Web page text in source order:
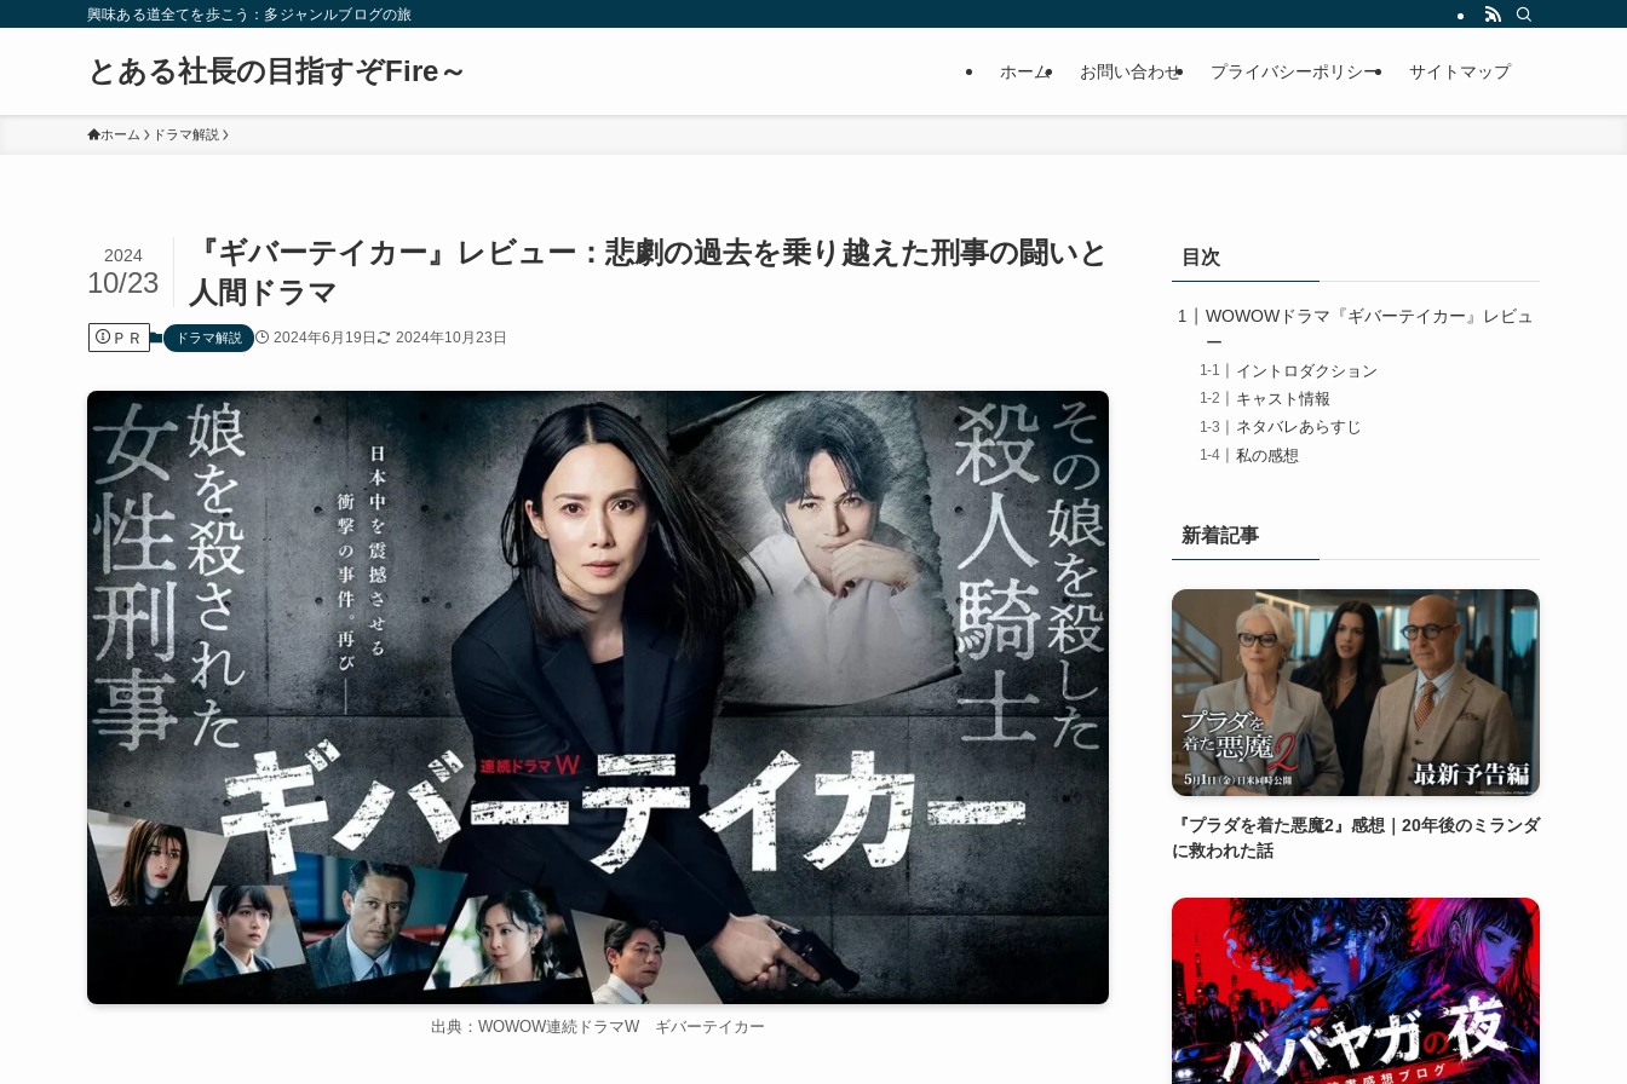
興味ある道全てを歩こう：多ジャンルブログの旅
とある社長の目指すぞFire～ ホーム お問い合わせ プライバシーポリシー サイトマップ
ホーム ドラマ解説
『ギバーテイカー』レビュー：悲劇の過去を乗り越えた刑事の闘いと
人間ドラマ
2024
10/23
ＰＲ ドラマ解説 2024年6月19日 2024年10月23日
出典：WOWOW連続ドラマW ギバーテイカー
目次
WOWOWドラマ『ギバーテイカー』レビュ
ー
イントロダクション
キャスト情報
ネタバレあらすじ
私の感想
新着記事
『プラダを着た悪魔2』感想｜20年後のミランダ
に救われた話